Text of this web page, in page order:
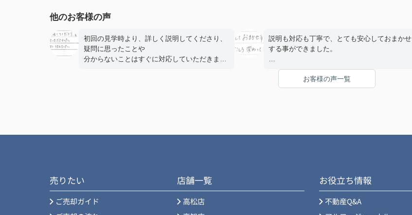
他のお客様の声
初回の見学時より、詳しく説明してくださり、
疑問に思ったことや
分からないことはすぐに対応していただきまし
説明も対応も丁寧で、とても安心しておまかせ
する事ができました。
前任の方がご転勤されて変わって頂いた担当さ
んでしたが、むしろ変わってもらえて良かった
です。ありがとうございました。
お客様の声一覧
売りたい
ご売却ガイド
店舗一覧
高松店
お役立ち情報
不動産Q&A